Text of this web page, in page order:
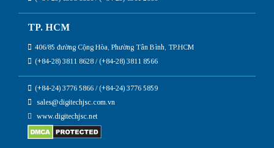
TP. HCM
406/85 đường Cộng Hòa, Phường Tân Bình, TP.HCM
(+84-28) 3811 8628 / (+84-28) 3811 8566
(+84-24) 3776 5866 / (+84-24) 3776 5859
sales@digitechjsc.com.vn
www.digitechjsc.net